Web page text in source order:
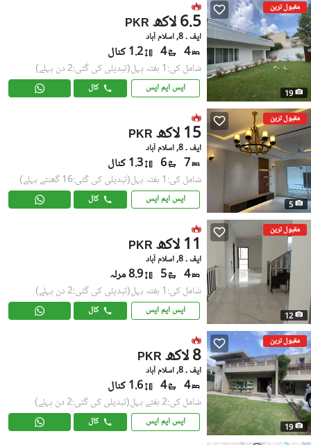
مقبول ترین
19
PKR 6.5 لاکھ
ایف ۔ 8, اسلام آباد
4
4 1.2 کنال
شامل کی:1 ہفتہ پہل (تبدیلی کی گئی:2 دن پہلے)
ایس ایم ایس کال
مقبول ترین
5
PKR 15 لاکھ
ایف ۔ 8, اسلام آباد
7
6 1.3 کنال
شامل کی:1 ہفتہ پہل (تبدیلی کی گئی:16 گھنٹے پہلے)
ایس ایم ایس کال
مقبول ترین
12
PKR 11 لاکھ
ایف ۔ 8, اسلام آباد
4
5 8.9 مرلہ
شامل کی:1 ہفتہ پہل (تبدیلی کی گئی:2 دن پہلے)
ایس ایم ایس کال
مقبول ترین
19
PKR 8 لاکھ
ایف ۔ 8, اسلام آباد
4
4 1.6 کنال
شامل کی:2 ہفتے پہل (تبدیلی کی گئی:2 دن پہلے)
ایس ایم ایس کال